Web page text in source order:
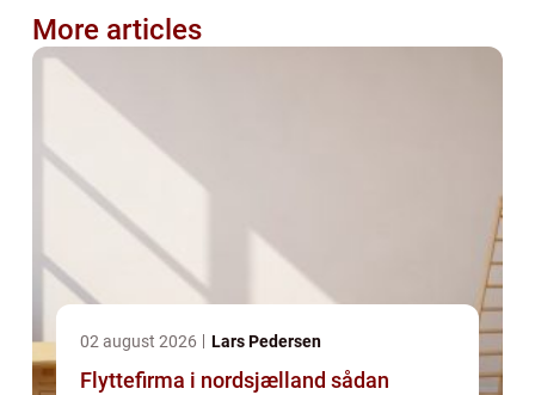
More articles
02 august 2026 Lars Pedersen
Flyttefirma i nordsjælland sådan